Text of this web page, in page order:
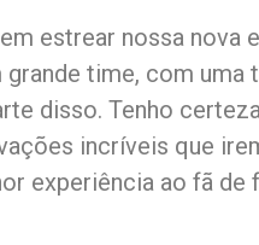
estrear nossa nova
grande time, com
disso. Tenho
incríveis que
experiência ao fã de